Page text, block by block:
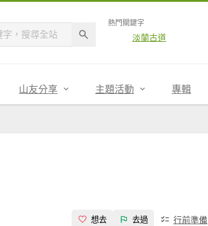
熱門關鍵字
淡蘭古道
山友分享 主題活動 專輯
想去 去過 行前準備